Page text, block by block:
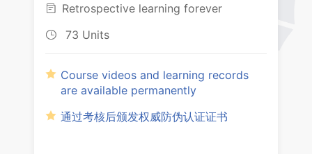
 Retrospective learning forever
 73 Units
Course videos and learning records
are available permanently
通过考核后颁发权威防伪认证证书